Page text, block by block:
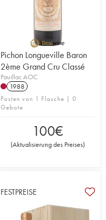
Pichon Longueville Baron
2ème Grand Cru Classé
Pauillac AOC
1988
Posten von 1 Flasche | 0
Gebote
100€
(Aktualisierung des Preises)
FESTPREISE